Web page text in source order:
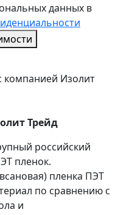
данных в
Трейд
российский
пленок.
пленка ПЭТ
по сравнению с
и